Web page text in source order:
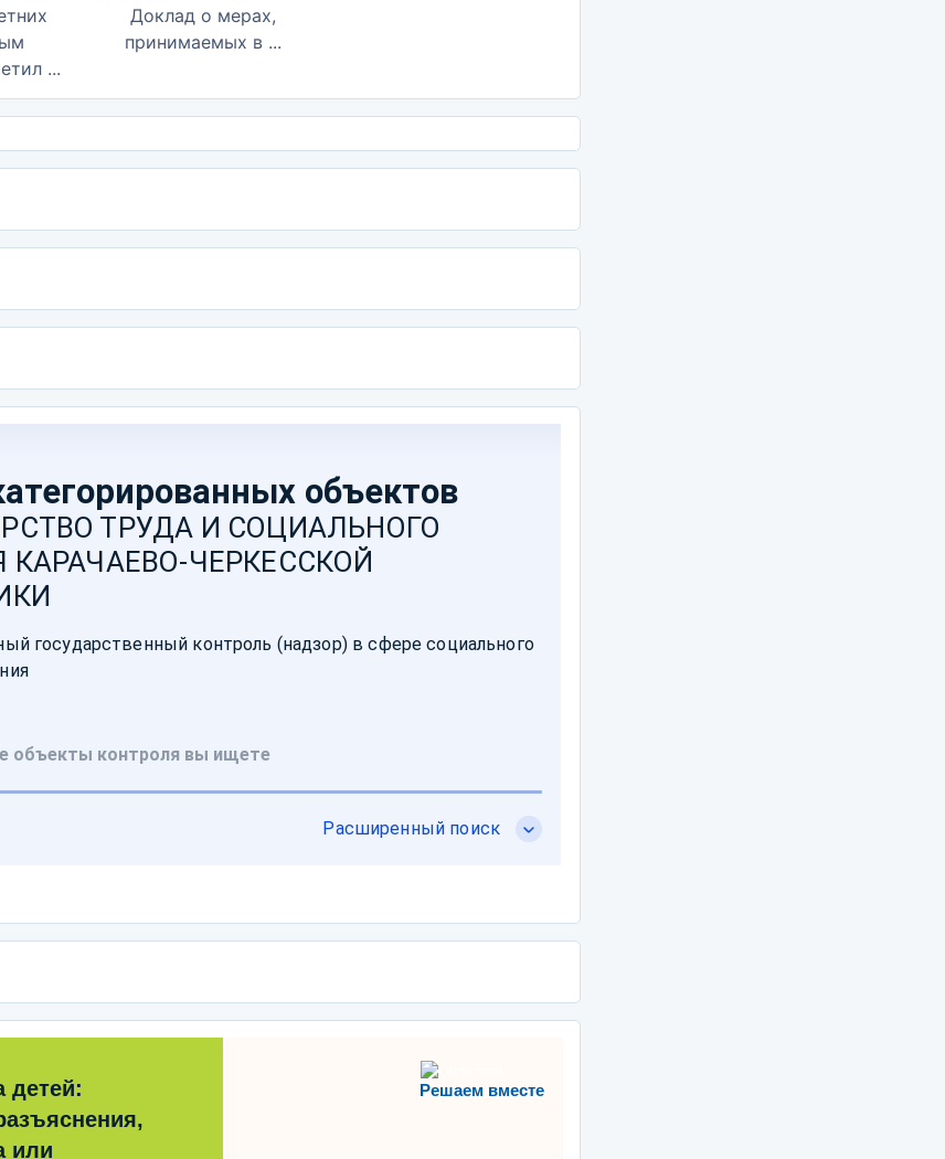
...
Доклад о мерах,
принимаемых в ...
Решаем вместе
детей:
или